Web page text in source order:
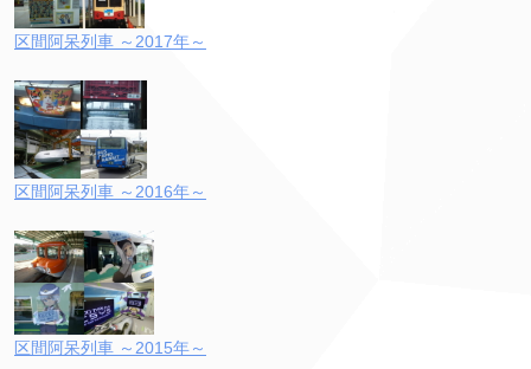
区間阿呆列車 ～2017年～
区間阿呆列車 ～2016年～
区間阿呆列車 ～2015年～